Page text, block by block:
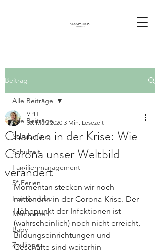
Beitrag
Alle Beiträge
Schulanfang
Schulzeit
Familienmanagement
5* Ferien
Familienleben
Mamaleben
Baby
Zwillinge
Alle Beiträge
Chancen in der Krise: Wie
Corona unser Weltbild
verändert
VPH
30. März 2020 3 Min. Lesezeit
Momentan stecken wir noch
mittendrin in der Corona-Krise. Der
Höhepunkt der Infektionen ist
(wahrscheinlich) noch nicht erreicht,
Bildungseinrichtungen und
Geschäfte sind weiterhin